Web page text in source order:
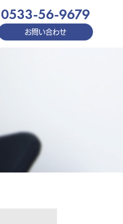
0533-56-9679
お問い合わせ